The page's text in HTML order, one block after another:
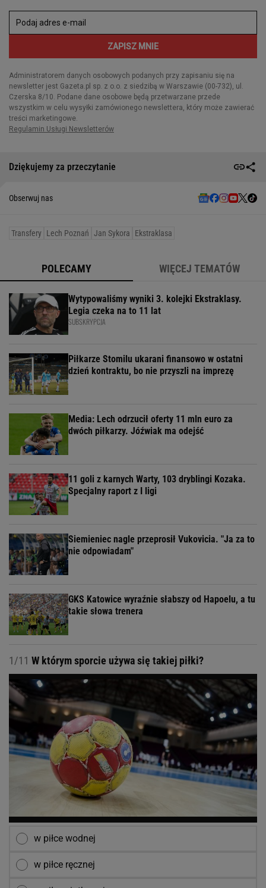
Dziękujemy za przeczytanie
Obserwuj nas
Transfery Lech Poznań Jan Sykora Ekstraklasa
POLECAMY WIĘCEJ TEMATÓW
Wytypowaliśmy wyniki 3. kolejki Ekstraklasy.
Legia czeka na to 11 lat
SUBSKRYPCJA
Piłkarze Stomilu ukarani finansowo w ostatni
dzień kontraktu, bo nie przyszli na imprezę
Media: Lech odrzucił oferty 11 mln euro za
dwóch piłkarzy. Jóźwiak ma odejść
11 goli z karnych Warty, 103 dryblingi Kozaka.
Specjalny raport z I ligi
Siemieniec nagle przeprosił Vukovicia. "Ja za to
nie odpowiadam"
GKS Katowice wyraźnie słabszy od Hapoelu, a tu
takie słowa trenera
1/11 W którym sporcie używa się takiej piłki?
w piłce wodnej
w piłce ręcznej